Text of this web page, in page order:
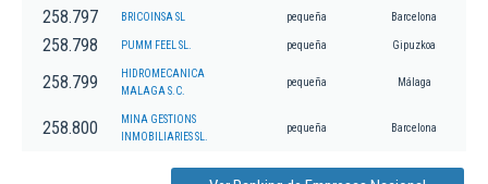
258.797 BRICOINSA SL pequeña Barcelona
258.798 PUMM FEEL SL. pequeña Gipuzkoa
258.799
HIDROMECANICA
MALAGA S.C.
pequeña Málaga
258.800
MINA GESTIONS
INMOBILIARIES SL.
pequeña Barcelona